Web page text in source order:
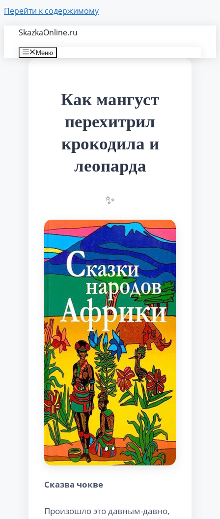
Перейти к содержимому
SkazkaOnline.ru
Меню
Как мангуст
перехитрил
крокодила и
леопарда
Сказва чокве
Произошло это давным-давно,